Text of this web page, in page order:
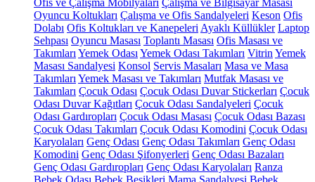
Ofis ve Çalışma Mobilyaları Çalışma ve Bilgisayar Masası
Oyuncu Koltukları Çalışma ve Ofis Sandalyeleri Keson Ofis
Dolabı Ofis Koltukları ve Kanepeleri Ayaklı Küllükler Laptop
Sehpası Oyuncu Masası Toplantı Masası Ofis Masası ve
Takımları Yemek Odası Yemek Odası Takımları Vitrin Yemek
Masası Sandalyesi Konsol Servis Masaları Masa ve Masa
Takımları Yemek Masası ve Takımları Mutfak Masası ve
Takımları Çocuk Odası Çocuk Odası Duvar Stickerları Çocuk
Odası Duvar Kağıtları Çocuk Odası Sandalyeleri Çocuk
Odası Gardıropları Çocuk Odası Masası Çocuk Odası Bazası
Çocuk Odası Takımları Çocuk Odası Komodini Çocuk Odası
Karyolaları Genç Odası Genç Odası Takımları Genç Odası
Komodini Genç Odası Şifonyerleri Genç Odası Bazaları
Genç Odası Gardıropları Genç Odası Karyolaları Ranza
Bebek Odası Bebek Beşikleri Mama Sandalyesi Bebek